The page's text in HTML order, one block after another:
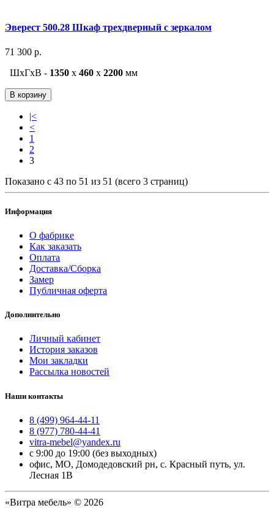
Эверест 500.28 Шкаф трехдверный с зеркалом
71 300 р.
ШxГxВ - 1350 x 460 x 2200 мм
В корзину
|<
<
1
2
3
Показано с 43 по 51 из 51 (всего 3 страниц)
Информация
О фабрике
Как заказать
Оплата
Доставка/Сборка
Замер
Публичная оферта
Дополнительно
Личный кабинет
История заказов
Мои закладки
Рассылка новостей
Наши контакты
8 (499) 964-44-11
8 (977) 780-44-41
vitra-mebel@yandex.ru
с 9:00 до 19:00 (без выходных)
офис, МО, Домодедовский рн, с. Красный путь, ул.
Лесная 1В
«Витра мебель» © 2026